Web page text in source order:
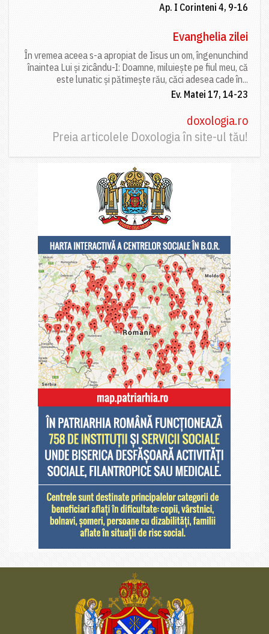
Ap. I Corinteni 4, 9-16
Evanghelia zilei
În vremea aceea s-a apropiat de Iisus un om, îngenunchind
înaintea Lui și zicându-I: Doamne, miluiește pe fiul meu, că
este lunatic și pătimește rău, căci adesea cade în...
Ev. Matei 17, 14-23
doxologia.ro
Preia articolele Doxologia în site-ul tău!